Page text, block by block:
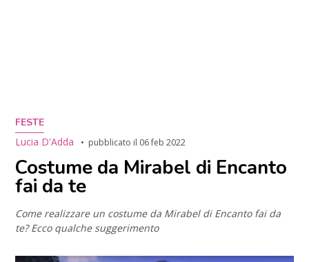
FESTE
Lucia D'Adda
pubblicato il 06 feb 2022
Costume da Mirabel di Encanto
fai da te
Come realizzare un costume da Mirabel di Encanto fai da
te? Ecco qualche suggerimento